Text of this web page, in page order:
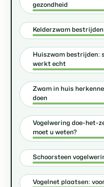
gezondheid
Kelderzwam
Huiszwam bestrijden:
werkt echt
Zwam in huis
doen
Vogelwering doe-het-
moet u weten?
Schoorsteen
Vogelnet plaatsen: